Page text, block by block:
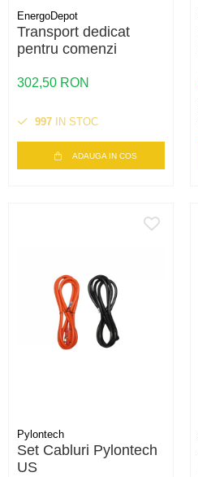
EnergoDepot
Transport dedicat
pentru comenzi
302,50 RON
997 IN STOC
ADAUGA IN COS
Pylontech
Set Cabluri Pylontech
US